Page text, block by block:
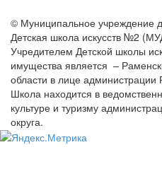
© Муниципальное учреждение
Детская школа искусств №2
Учредителем Детской школы
имущества является –
области в лице администрации
Школа находится в
культуре и туризму
округа.